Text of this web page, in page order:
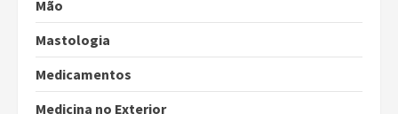
Mão
Mastologia
Medicamentos
Medicina no Exterior